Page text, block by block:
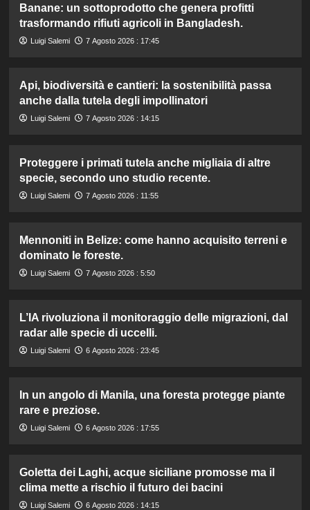
Banane: un sottoprodotto che genera profitti
trasformando rifiuti agricoli in Bangladesh.
Luigi Salemi 7 Agosto 2026 : 17:45
Api, biodiversità e cantieri: la sostenibilità passa
anche dalla tutela degli impollinatori
Luigi Salemi 7 Agosto 2026 : 14:15
Proteggere i primati tutela anche migliaia di altre
specie, secondo uno studio recente.
Luigi Salemi 7 Agosto 2026 : 11:55
Mennoniti in Belize: come hanno acquisito terreni e
dominato le foreste.
Luigi Salemi 7 Agosto 2026 : 5:50
L’IA rivoluziona il monitoraggio delle migrazioni, dal
radar alle specie di uccelli.
Luigi Salemi 6 Agosto 2026 : 23:45
In un angolo di Manila, una foresta protegge piante
rare e preziose.
Luigi Salemi 6 Agosto 2026 : 17:55
Goletta dei Laghi, acque siciliane promosse ma il
clima mette a rischio il futuro dei bacini
Luigi Salemi 6 Agosto 2026 : 14:15